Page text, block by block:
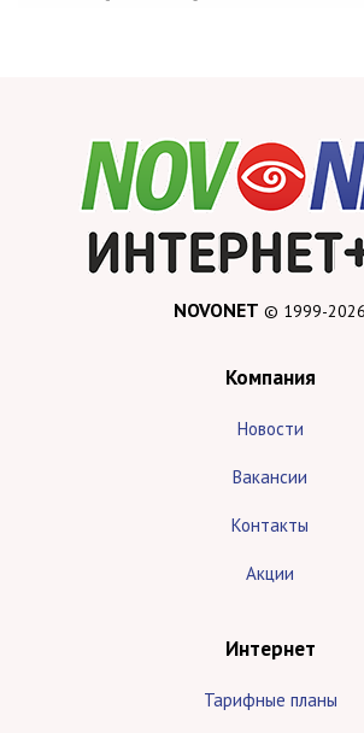
NOVONET © 1999-2026
Компания
Новости
Вакансии
Контакты
Акции
Интернет
Тарифные планы